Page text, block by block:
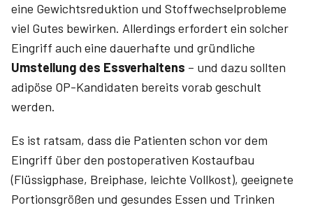
eine Gewichtsreduktion und Stoffwechselprobleme
viel Gutes bewirken. Allerdings erfordert ein solcher
Eingriff auch eine dauerhafte und gründliche
Umstellung des Essverhaltens – und dazu sollten
adipöse OP-Kandidaten bereits vorab geschult
werden.
Es ist ratsam, dass die Patienten schon vor dem
Eingriff über den postoperativen Kostaufbau
(Flüssigphase, Breiphase, leichte Vollkost), geeignete
Portionsgrößen und gesundes Essen und Trinken